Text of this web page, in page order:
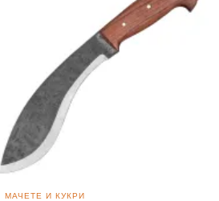
МАЧЕТЕ И КУКРИ